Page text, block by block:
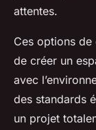
attentes.
Ces options
de créer un
avec
des standards
un projet